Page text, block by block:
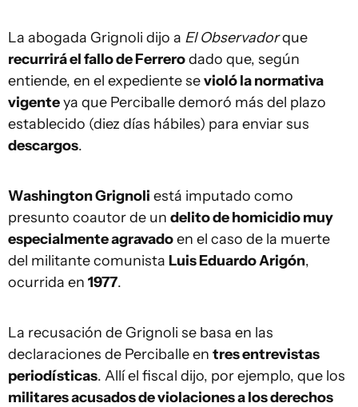
La abogada Grignoli dijo a El Observadorque
recurrirá el fallo de Ferrerodado que, según
entiende, en el expediente sevioló la normativa
vigenteya que Perciballe demoró más del plazo
establecido (diez días hábiles) para enviar sus
descargos.
Washington Grignoli está imputado como
presunto coautor de un delito de homicidio muy
especialmente agravadoen el caso de la muerte
del militante comunista Luis Eduardo Arigón,
ocurrida en 1977.
La recusación de Grignoli se basa en las
declaraciones de Perciballe en tres entrevistas
periodísticas. Allí el fiscal dijo, por ejemplo, que los
militares acusados de violaciones a los derechos